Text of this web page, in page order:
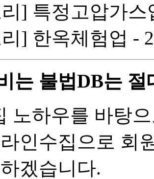
] 특정고압가스
] 한옥체험업 -
는 불법DB는
노하우를 바탕
인수집으로 회
겠습니다.